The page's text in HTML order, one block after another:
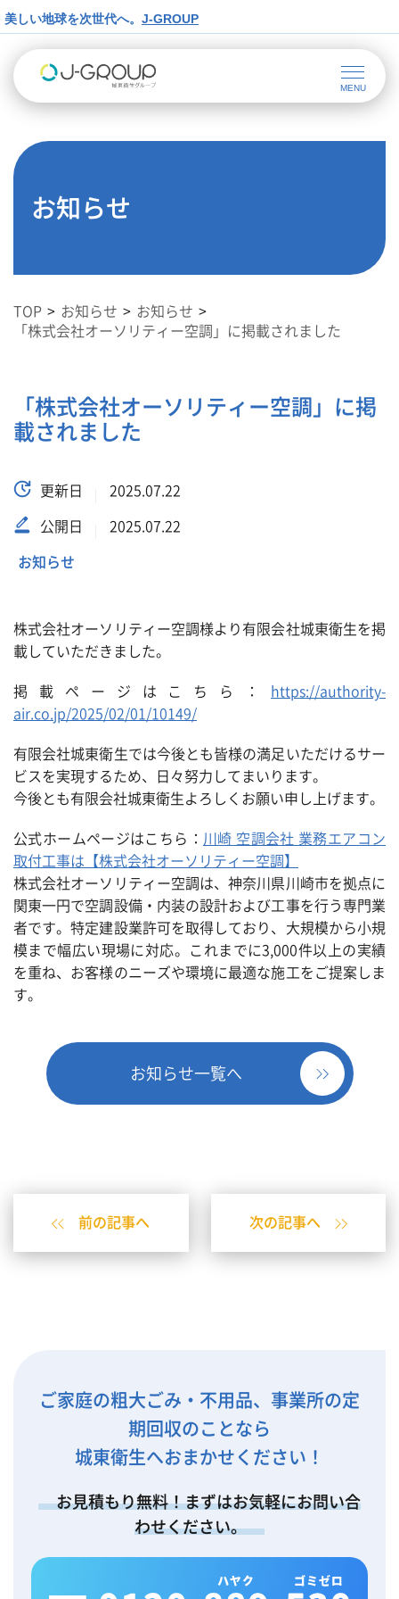
美しい地球を次世代へ。 J-GROUP
お知らせ
TOP お知らせ
お知らせ
「株式会社オーソリティー空調」に掲載されました
「株式会社オーソリティー空調」に掲
載されました
更新日 2025.07.22
公開日 2025.07.22
お知らせ
株式会社オーソリティー空調様より有限会社城東衛生を掲
載していただきました。
掲載ページはこちら：
https://authority-
air.co.jp/2025/02/01/10149/
有限会社城東衛生では今後とも皆様の満足いただけるサー
ビスを実現するため、日々努力してまいります。
今後とも有限会社城東衛生よろしくお願い申し上げます。
公式ホームページはこちら： 川崎 空調会社 業務エアコン
取付工事は【株式会社オーソリティー空調】
株式会社オーソリティー空調は、神奈川県川崎市を拠点に
関東一円で空調設備・内装の設計および工事を行う専門業
者です。特定建設業許可を取得しており、大規模から小規
模まで幅広い現場に対応。これまでに3,000件以上の実績
を重ね、お客様のニーズや環境に最適な施工をご提案しま
す。
お知らせ一覧へ
前の記事へ 次の記事へ
ご家庭の粗大ごみ・不用品、事業所の定
期回収のことなら
城東衛生へおまかせください！
お見積もり無料！まずはお気軽にお問い合
わせください。